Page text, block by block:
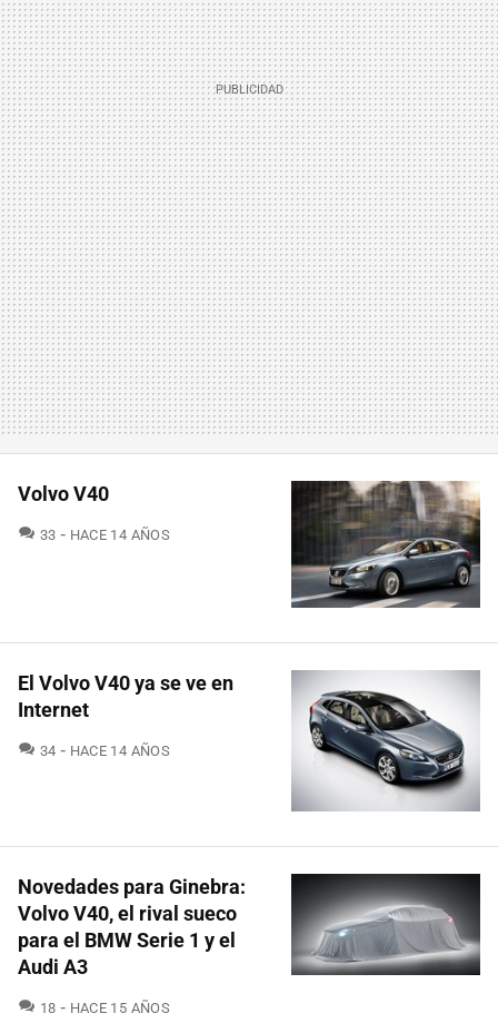
Volvo V40
33 COMENTARIOS
HACE 14 AÑOS
El Volvo V40 ya se ve en
Internet
34 COMENTARIOS
HACE 14 AÑOS
Novedades para Ginebra:
Volvo V40, el rival sueco
para el BMW Serie 1 y el
Audi A3
18 COMENTARIOS
HACE 15 AÑOS